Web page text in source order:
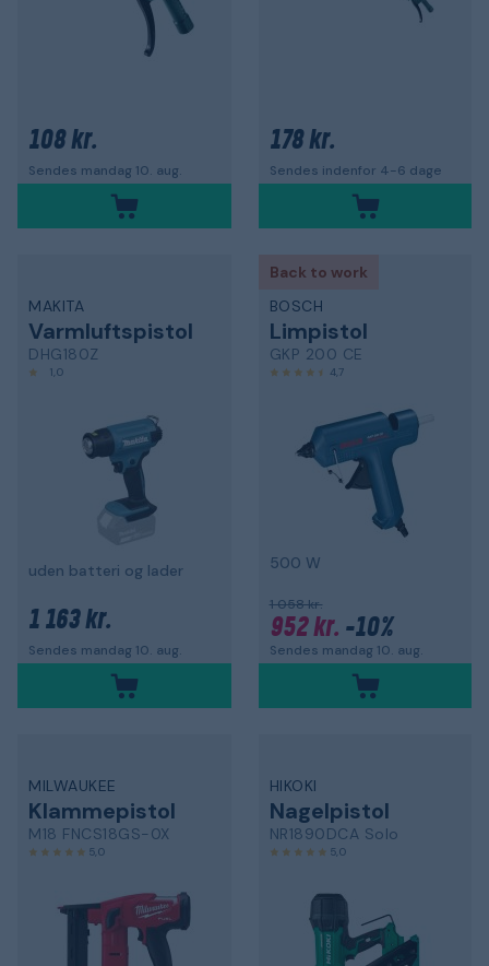
108 kr.
Sendes mandag 10. aug.
178 kr.
Sendes indenfor 4-6 dage
MAKITA
Varmluftspistol
DHG180Z
1,0
uden batteri og lader
1 163 kr.
Sendes mandag 10. aug.
Back to work
BOSCH
Limpistol
GKP 200 CE
4,7
500 W
1 058 kr.
952 kr. -10%
Sendes mandag 10. aug.
MILWAUKEE
Klammepistol
M18 FNCS18GS-0X
5,0
HIKOKI
Nagelpistol
NR1890DCA Solo
5,0